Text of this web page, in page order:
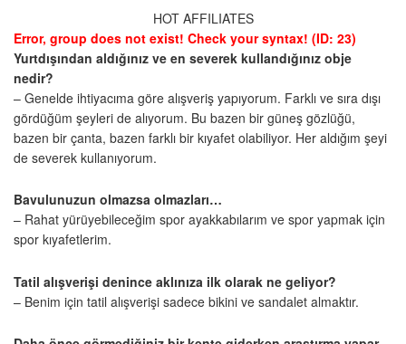
HOT AFFILIATES
Error, group does not exist! Check your syntax! (ID: 23)
Yurtdışından aldığınız ve en severek kullandığınız obje
nedir?
– Genelde ihtiyacıma göre alışveriş yapıyorum. Farklı ve sıra dışı
gördüğüm şeyleri de alıyorum. Bu bazen bir güneş gözlüğü,
bazen bir çanta, bazen farklı bir kıyafet olabiliyor. Her aldığım şeyi
de severek kullanıyorum.
Bavulunuzun olmazsa olmazları…
– Rahat yürüyebileceğim spor ayakkabılarım ve spor yapmak için
spor kıyafetlerim.
Tatil alışverişi denince aklınıza ilk olarak ne geliyor?
– Benim için tatil alışverişi sadece bikini ve sandalet almaktır.